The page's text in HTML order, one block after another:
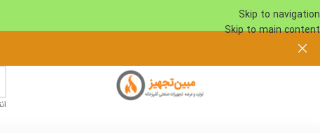
Skip to navigation
Skip to main content